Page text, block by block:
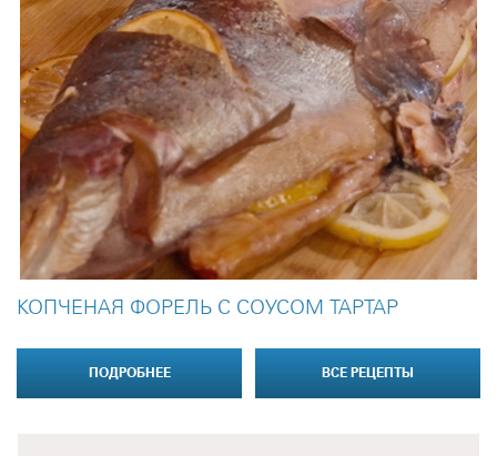
КОПЧЕНАЯ ФОРЕЛЬ С СОУСОМ ТАРТАР
ПОДРОБНЕЕ ВСЕ РЕЦЕПТЫ